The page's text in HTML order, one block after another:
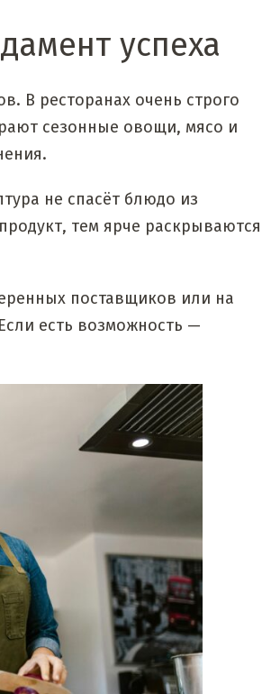
успеха
В ресторанах очень строго
сезонные овощи, мясо и
не спасёт блюдо из
тем ярче раскрываются
поставщиков или на
есть возможность —